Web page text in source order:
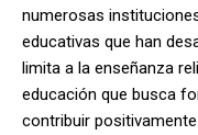
numerosas
educativas que han
limita a la enseñanza
educación que busca
contribuir positivamente